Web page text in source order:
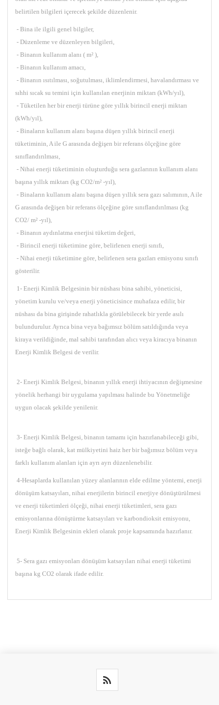
belirtilen bilgileri içerecek şekilde düzenlenir.
- Bina ile ilgili genel bilgiler,
- Düzenleme ve düzenleyen bilgileri,
- Binanın kullanım alanı ( m² ),
- Binanın kullanım amacı,
- Binanın ısıtılması, soğutulması, iklimlendirmesi, havalandırması ve
sıhhi sıcak su temini için kullanılan enerjinin miktarı (kWh/yıl),
- Tüketilen her bir enerji türüne göre yıllık birincil enerji miktarı
(kWh/yıl),
- Binaların kullanım alanı başına düşen yıllık birincil enerji
tüketiminin, A ile G arasında değişen bir referans ölçeğine göre
sınıflandırılması,
- Nihai enerji tüketiminin oluşturduğu sera gazlarının kullanım alanı
başına yıllık miktarı (kg CO2/m² -yıl),
- Binaların kullanım alanı başına düşen yıllık sera gazı salımının, A ile
G arasında değişen bir referans ölçeğine göre sınıflandırılması (kg
CO2/ m² -yıl),
- Binanın aydınlatma enerjisi tüketim değeri,
- Birincil enerji tüketimine göre, belirlenen enerji sınıfı,
- Nihai enerji tüketimine göre, belirlenen sera gazları emisyonu sınıfı
gösterilir.
1- Enerji Kimlik Belgesinin bir nüshası bina sahibi, yöneticisi,
yönetim kurulu ve/veya enerji yöneticisince muhafaza edilir, bir
nüshası da bina girişinde rahatlıkla görülebilecek bir yerde asılı
bulundurulur. Ayrıca bina veya bağımsız bölüm satıldığında veya
kiraya verildiğinde, mal sahibi tarafından alıcı veya kiracıya binanın
Enerji Kimlik Belgesi de verilir.
2- Enerji Kimlik Belgesi, binanın yıllık enerji ihtiyacının değişmesine
yönelik herhangi bir uygulama yapılması halinde bu Yönetmeliğe
uygun olacak şekilde yenilenir.
3- Enerji Kimlik Belgesi, binanın tamamı için hazırlanabileceği gibi,
isteğe bağlı olarak, kat mülkiyetini haiz her bir bağımsız bölüm veya
farklı kullanım alanları için ayrı ayrı düzenlenebilir.
4-Hesaplarda kullanılan yüzey alanlarının elde edilme yöntemi, enerji
dönüşüm katsayıları, nihai enerjilerin birincil enerjiye dönüştürülmesi
ve enerji tüketimleri ölçeği, nihai enerji tüketimleri, sera gazı
emisyonlarına dönüştürme katsayıları ve karbondioksit emisyonu,
Enerji Kimlik Belgesinin ekleri olarak proje kapsamında hazırlanır.
5- Sera gazı emisyonları dönüşüm katsayıları nihai enerji tüketimi
başına kg CO2 olarak ifade edilir.